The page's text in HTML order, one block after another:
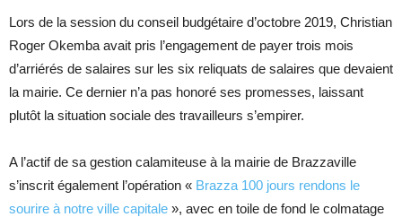
Lors de la session du conseil budgétaire d’octobre 2019, Christian
Roger Okemba avait pris l’engagement de payer trois mois
d’arriérés de salaires sur les six reliquats de salaires que devaient
la mairie. Ce dernier n’a pas honoré ses promesses, laissant
plutôt la situation sociale des travailleurs s’empirer.
A l’actif de sa gestion calamiteuse à la mairie de Brazzaville
s’inscrit également l’opération « Brazza 100 jours rendons le
sourire à notre ville capitale », avec en toile de fond le colmatage